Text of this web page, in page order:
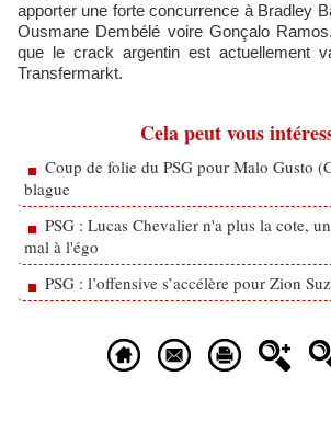
apporter une forte concurrence à Bradley
Ousmane Dembélé voire Gonçalo
que le crack argentin est actuellement
Transfermarkt.
Cela peut vous
Coup de folie du PSG pour Malo Gusto
blague
PSG : Lucas Chevalier n'a plus la cote,
mal à l'égo
PSG : l’offensive s’accélère pour Zion